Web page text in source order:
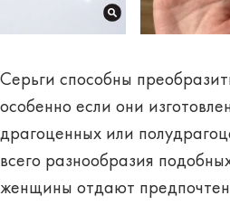
Серьги способны
особенно если они
драгоценных или
всего разнообразия
женщины отдают